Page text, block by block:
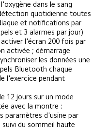
dans le sang
quotidienne toutes
et notifications par
et 3 alarmes par jour)
l'écran 200 fois par
activée ; démarrage
les données une
Bluetooth chaque
l'exercice pendant
12 jours sur un mode
avec la montre :
paramètres d'usine par
du sommeil haute